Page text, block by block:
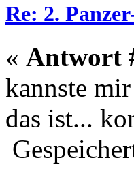
Re: 2.
« Antwort
kannste
das ist...